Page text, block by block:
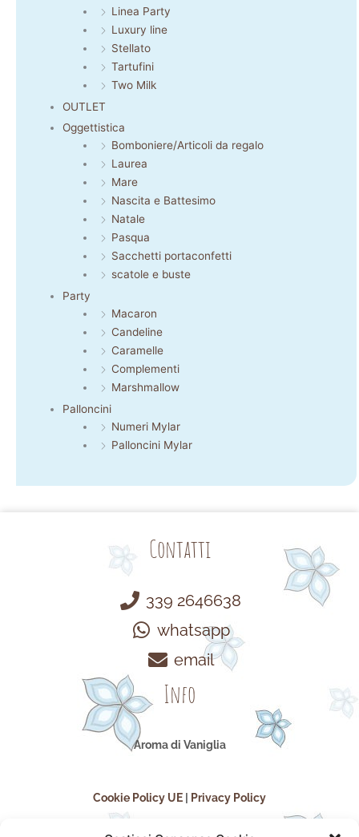
Linea Party
Luxury line
Stellato
Tartufini
Two Milk
OUTLET
Oggettistica
Bomboniere/Articoli da regalo
Laurea
Mare
Nascita e Battesimo
Natale
Pasqua
Sacchetti portaconfetti
scatole e buste
Party
Macaron
Candeline
Caramelle
Complementi
Marshmallow
Palloncini
Numeri Mylar
Palloncini Mylar
Contatti
339 2646638
whatsapp
email
Info
Aroma di Vaniglia
Cookie Policy UE Privacy Policy